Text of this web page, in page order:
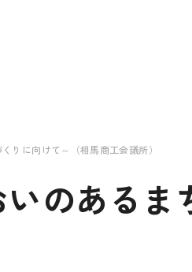
りに向けて～（相馬商工会議所）
のある